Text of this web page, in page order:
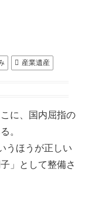
産業遺産
に、国内屈指の
。
うほうが正しい
」として整備さ